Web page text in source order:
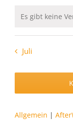
Hinweis
Es gibt keine
Juli
Allgemein |